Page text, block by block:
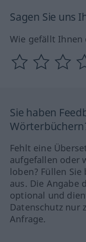
Sagen Sie uns
Wie gefällt Ihnen
Sie haben
Fehlt eine
aufgefallen oder
loben? Füllen
aus. Die Angabe
optional und
Datenschutz nur
Anfrage.